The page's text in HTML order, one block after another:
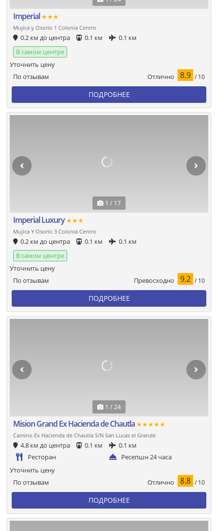
Imperial★★★
Mujica y Osorio 1 Colonia Centro
0.2 км до центра 0.1 км
0.1 км
В самом центре
По отзывам Отлично 8.9 / 10
Уточнить цену
ПОДРОБНЕЕ
1 / 17
Imperial Luxury★★★
Mujica Y Osorio 3 Colonia Centro
0.2 км до центра 0.1 км
0.1 км
В самом центре
По отзывам Превосходно 9.2 / 10
Уточнить цену
ПОДРОБНЕЕ
1 / 24
Mision Grand Ex Hacienda de Chautla ★★★★★
Camino Ex Hacienda de Chautla S/N San Lucas el Grande
4.8 км до центра 0.1 км
0.1 км
Ресторан
Ресепшн 24 часа
По отзывам Отлично 8.8 / 10
Уточнить цену
ПОДРОБНЕЕ